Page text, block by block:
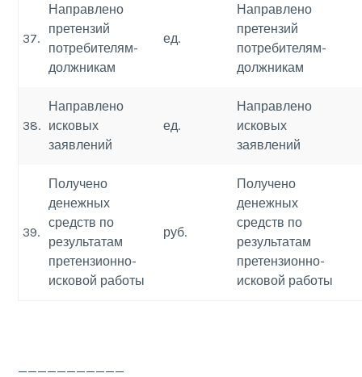
37.
Направлено
претензий
потребителям-
должникам
ед.
Направлено
претензий
потребителям-
должникам
38.
Направлено
исковых
заявлений
ед.
Направлено
исковых
заявлений
39.
Получено
денежных
средств по
результатам
претензионно-
исковой работы
руб.
Получено
денежных
средств по
результатам
претензионно-
исковой работы
———————————